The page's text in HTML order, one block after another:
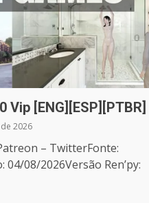
Vip [ENG][ESP][PTBR]
2026
– TwitterFonte:
04/08/2026Versão Ren’py: